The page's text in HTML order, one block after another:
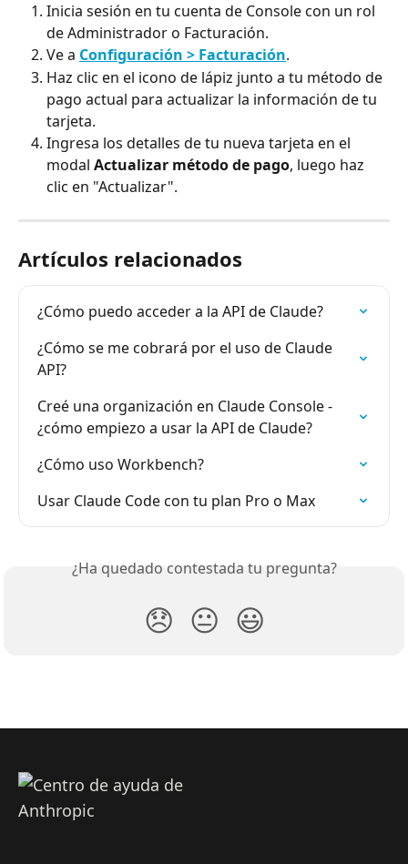
Inicia sesión en tu cuenta de Console con un rol
de Administrador o Facturación.
Ve a Configuración > Facturación.
Haz clic en el icono de lápiz junto a tu método de
pago actual para actualizar la información de tu
tarjeta.
Ingresa los detalles de tu nueva tarjeta en el
modal Actualizar método de pago, luego haz
clic en "Actualizar".
Artículos relacionados
¿Cómo puedo acceder a la API de Claude?
¿Cómo se me cobrará por el uso de Claude
API?
Creé una organización en Claude Console -
¿cómo empiezo a usar la API de Claude?
¿Cómo uso Workbench?
Usar Claude Code con tu plan Pro o Max
¿Ha quedado contestada tu pregunta?
😞 😐 😃